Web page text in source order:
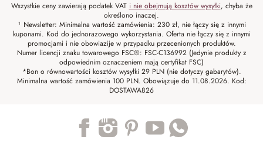
Wszystkie ceny zawierają podatek VAT i nie obejmują kosztów wysyłki, chyba że
określono inaczej.
¹ Newsletter: Minimalna wartość zamówienia: 230 zł, nie łączy się z innymi
kuponami. Kod do jednorazowego wykorzystania. Oferta nie łączy się z innymi
promocjami i nie obowiazije w przypadku przecenionych produktów.
Numer licencji znaku towarowego FSC®: FSC-C136992 (Jedynie produkty z
odpowiednim oznaczeniem mają certyfikat FSC)
*Bon o równowartości kosztów wysyłki 29 PLN (nie dotyczy gabarytów).
Minimalna wartość zamówienia 100 PLN. Obowiązuje do 11.08.2026. Kod:
DOSTAWA826